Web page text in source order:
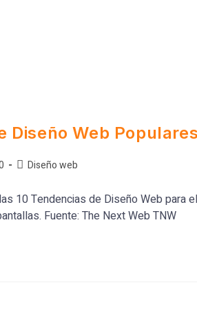
Diseño Web
Diseño web
10 Tendencias de Diseño Web para
Fuente: The Next Web TNW